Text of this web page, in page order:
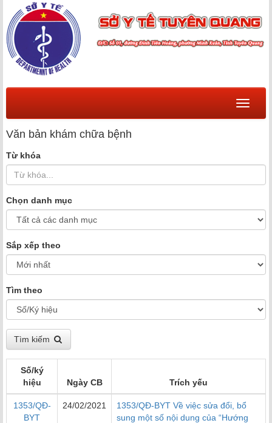
Menu
Văn bản khám chữa bệnh
Từ khóa
Chọn danh mục
Sắp xếp theo
Tìm theo
Tìm kiếm
Số/ký
hiệu
Ngày CB Trích yếu
1353/QĐ-
BYT
24/02/2021
1353/QĐ-BYT Về việc sửa đổi, bổ
sung một số nội dung của “Hướng